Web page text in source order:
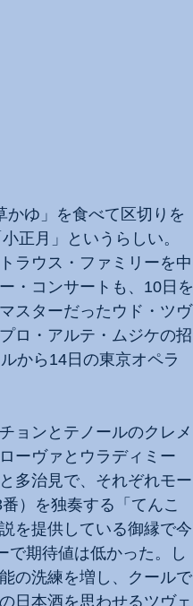
ゆ」を食べて区切りを
正月」というらしい。
ラウス・ファミリーを中
・コンサートも、10日を
スターだったウド・ツヴ
ロ・アルテ・ムジケの招
から14日の東京オペラ
ョンとテノールのクレメ
ーヴァとウラディミー
多治見で、それぞれモー
）を独奏する「てんこ
を提供している御縁で今
で期待値は低かった。し
の洗練を増し、クールで
日本酒を思わせるツヴェ